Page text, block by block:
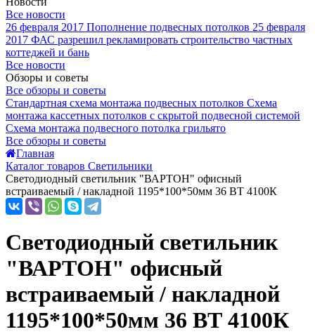
Все новости
26 февраля 2017 Пополнение подвесных потолков 25 февраля
2017 ФАС разрешил рекламировать строительство частных
коттеджей и бань
Все новости
Обзоры и советы
Все обзоры и советы
Стандартная схема монтажа подвесных потолков Схема
монтажа кассетных потолков с скрытой подвесной системой
Схема монтажа подвесного потолка грильято
Все обзоры и советы
Главная
Каталог товаров Светильники
Светодиодный светильник "ВАРТОН" офисный
встраиваемый / накладной 1195*100*50мм 36 ВТ 4100К
Светодиодный светильник
"ВАРТОН" офисный
встраиваемый / накладной
1195*100*50мм 36 ВТ 4100К